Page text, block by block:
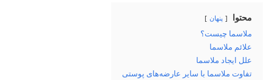
محتوا پنهان
ملاسما چیست؟
علائم ملاسما
علل ایجاد ملاسما
تفاوت ملاسما با سایر عارضه‌های پوستی